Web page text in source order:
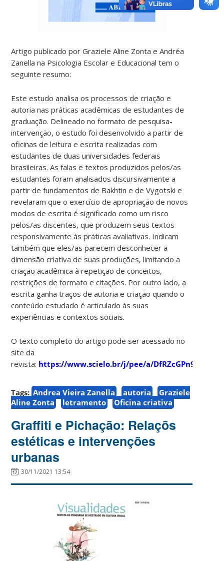
Artigo publicado por Graziele Aline Zonta e Andréa
Zanella na Psicologia Escolar e Educacional tem o
seguinte resumo:
Este estudo analisa os processos de criação e
autoria nas práticas acadêmicas de estudantes de
graduação. Delineado no formato de pesquisa-
intervenção, o estudo foi desenvolvido a partir de
oficinas de leitura e escrita realizadas com
estudantes de duas universidades federais
brasileiras. As falas e textos produzidos pelos/as
estudantes foram analisados discursivamente a
partir de fundamentos de Bakhtin e de Vygotski e
revelaram que o exercício de apropriação de novos
modos de escrita é significado como um risco
pelos/as discentes, que produzem seus textos
responsivamente às práticas avaliativas. Indicam
também que eles/as parecem desconhecer a
dimensão criativa de suas produções, limitando a
criação acadêmica à repetição de conceitos,
restrições de formato e citações. Por outro lado, a
escrita ganha traços de autoria e criação quando o
conteúdo estudado é articulado às suas
experiências e contextos sociais.
O texto completo do artigo pode ser acessado no
site da
revista: https://www.scielo.br/j/pee/a/
Tags: Andrea Vieira Zanella autoria
Graziele
Aline Zonta
letramento Oficina criativa
Graffiti e Pichação: Relaçõs
estéticas e intervenções
urbanas
30/11/2021 13:54